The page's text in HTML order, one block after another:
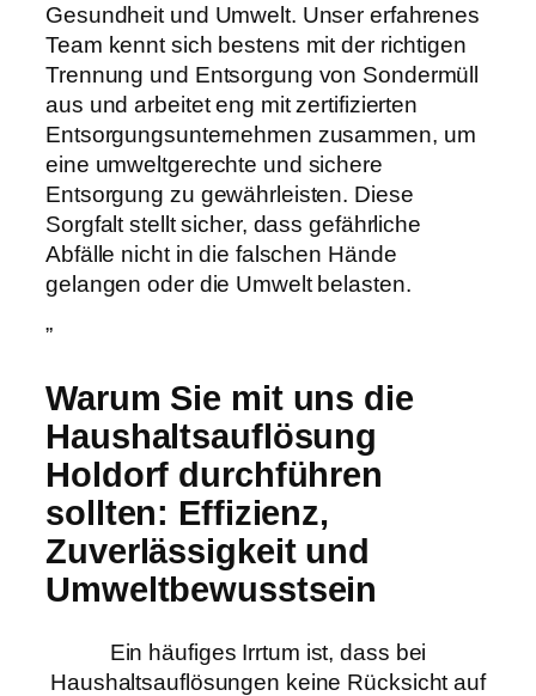
Gesundheit und Umwelt. Unser erfahrenes
Team kennt sich bestens mit der richtigen
Trennung und Entsorgung von Sondermüll
aus und arbeitet eng mit zertifizierten
Entsorgungsunternehmen zusammen, um
eine umweltgerechte und sichere
Entsorgung zu gewährleisten. Diese
Sorgfalt stellt sicher, dass gefährliche
Abfälle nicht in die falschen Hände
gelangen oder die Umwelt belasten.
”
Warum Sie mit uns die
Haushaltsauflösung
Holdorf durchführen
sollten: Effizienz,
Zuverlässigkeit und
Umweltbewusstsein
Ein häufiges Irrtum ist, dass bei
Haushaltsauflösungen keine Rücksicht auf